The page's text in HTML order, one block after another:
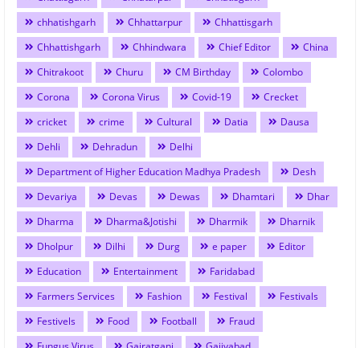
chhatishgarh
Chhattarpur
Chhattisgarh
Chhattishgarh
Chhindwara Chief Editor
China
Chitrakoot
Churu CM Birthday
Colombo
Corona
Corona Virus Covid-19
Crecket
cricket
crime Cultural Datia
Dausa
Dehli
Dehradun
Delhi
Department of Higher Education Madhya Pradesh
Desh
Devariya
Devas Dewas Dhamtari
Dhar
Dharma
Dharma&Jotishi Dharmik
Dharnik
Dholpur
Dilhi Durg e paper
Editor
Education
Entertainment
Faridabad
Farmers Services
Fashion Festival
Festivals
Festivels
Food Football
Fraud